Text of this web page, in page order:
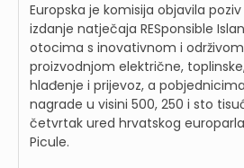
Europska je komisija objavila
izdanje natječaja RESponsible
otocima s inovativnom i
proizvodnjom električne,
hlađenje i prijevoz, a
nagrade u visini 500, 250 i sto
četvrtak ured hrvatskog
Picule.